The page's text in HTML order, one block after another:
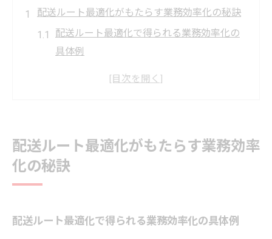
配送ルート最適化がもたらす業務効率化の秘訣
配送ルート最適化で得られる業務効率化の
具体例
配送の無駄を減らすルート最適化の基本ポ
方法
効率的な配送を実現するための考慮点とは
配送ルート最適化がもたらす業務効率
化の秘訣
配送ルート最適化で得られる業務効率化の具体例